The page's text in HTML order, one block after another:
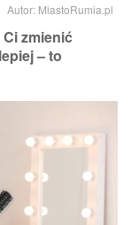
Autor: MiastoRumia.pl
zmienić
– to